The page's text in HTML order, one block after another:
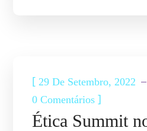
[ 29 De Setembro, 2022
0 Comentários ]
Ética Summit